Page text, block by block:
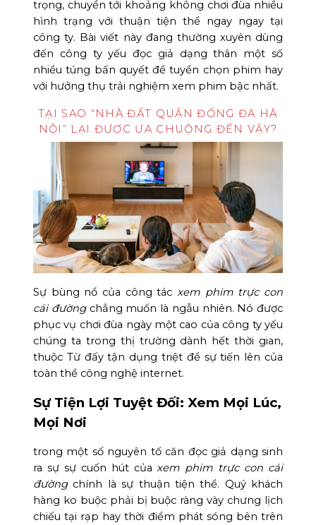
trọng, chuyển tới khoảng không chơi đùa nhiều
hình trạng với thuận tiện thể ngay ngay tại
công ty. Bài viết này đang thường xuyên dùng
đến công ty yếu đọc giả dạng thân một số
nhiều túng bấn quyết để tuyển chọn phim hay
với hưởng thụ trải nghiệm xem phim bậc nhất.
TẠI SAO “NHÀ ĐẤT QUẬN ĐỐNG ĐA HÀ
NỘI” LẠI ĐƯỢC ƯA CHUỘNG ĐẾN VẬY?
Sự bùng nổ của công tác xem phim trực con
cái đườngchẳng muốn là ngẫu nhiên. Nó được
phục vụ chơi đùa ngày một cao của công ty yếu
chúng ta trong thị trường dành hết thời gian,
thuộc Từ đấy tận dụng triệt để sự tiến lên của
toàn thể công nghệ internet.
Sự Tiện Lợi Tuyệt Đối: Xem Mọi Lúc,
Mọi Nơi
trong một số nguyên tố căn đọc giả dạng sinh
ra sự sự cuốn hút của xem phim trực con cái
đườngchính là sự thuận tiện thể. Quý khách
hàng ko buộc phải bị buộc ràng vày chưng lịch
chiếu tại rạp hay thời điểm phát sóng bên trên